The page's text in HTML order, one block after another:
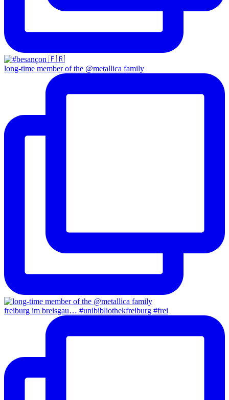
long-time member of the @metallica family
freiburg im breisgau… #unibibliothekfreiburg #frei